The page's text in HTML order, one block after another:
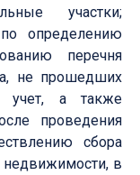
участки;
определению
перечня
не прошедших
учет, а также
проведения
сбора
в